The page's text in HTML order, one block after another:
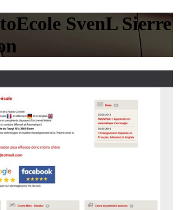
SvenL Sierre